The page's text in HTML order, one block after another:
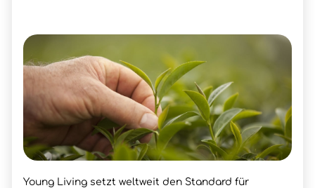
Young Living setzt weltweit den Standard für